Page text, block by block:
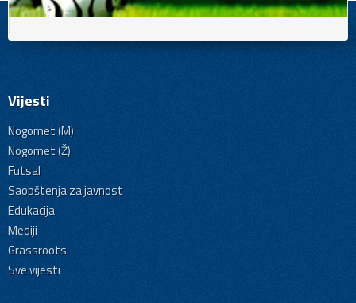
Vijesti
Nogomet (M)
Nogomet (Ž)
Futsal
Saopštenja za javnost
Edukacija
Mediji
Grassroots
Sve vijesti